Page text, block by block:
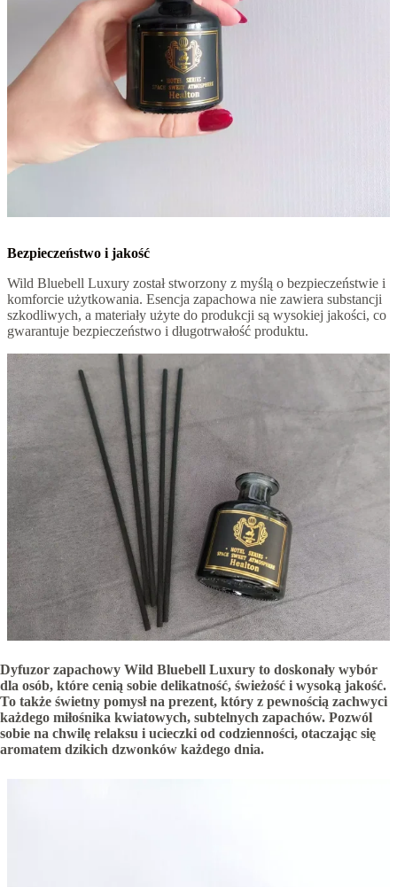
Bezpieczeństwo i jakość
Wild Bluebell Luxury został stworzony z myślą o bezpieczeństwie i
komforcie użytkowania. Esencja zapachowa nie zawiera substancji
szkodliwych, a materiały użyte do produkcji są wysokiej jakości, co
gwarantuje bezpieczeństwo i długotrwałość produktu.
Dyfuzor zapachowy Wild Bluebell Luxury to doskonały wybór
dla osób, które cenią sobie delikatność, świeżość i wysoką jakość.
To także świetny pomysł na prezent, który z pewnością zachwyci
każdego miłośnika kwiatowych, subtelnych zapachów. Pozwól
sobie na chwilę relaksu i ucieczki od codzienności, otaczając się
aromatem dzikich dzwonków każdego dnia.